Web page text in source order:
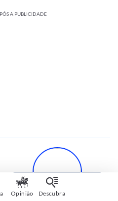
A PUBLICIDADE
Opinião Descubra